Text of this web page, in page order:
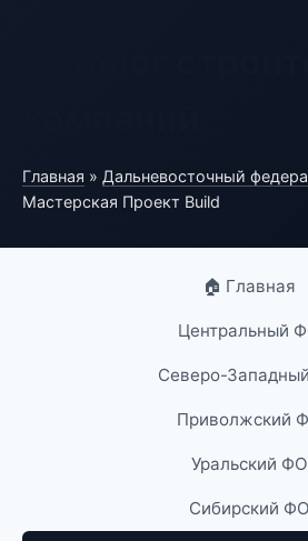
Главная » Дальневосточный
Мастерская Проект Build
🏠 Главная
Центральный
Северо-
Приволжский
Уральский ФО
Сибирский ФО